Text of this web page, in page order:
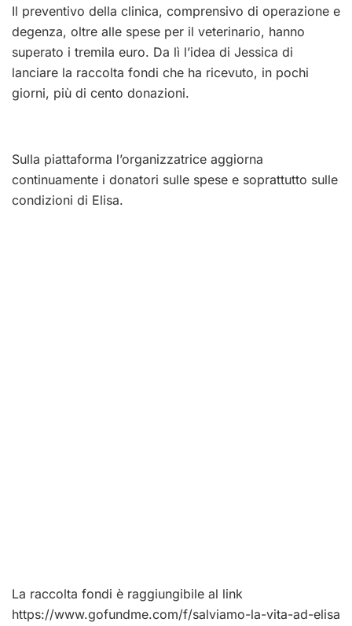
Il preventivo della clinica, comprensivo di operazione e
degenza, oltre alle spese per il veterinario, hanno
superato i tremila euro. Da lì l’idea di Jessica di
lanciare la raccolta fondi che ha ricevuto, in pochi
giorni, più di cento donazioni.
Sulla piattaforma l’organizzatrice aggiorna
continuamente i donatori sulle spese e soprattutto sulle
condizioni di Elisa.
La raccolta fondi è raggiungibile al link
https://www.gofundme.com/f/salviamo-la-vita-ad-elisa